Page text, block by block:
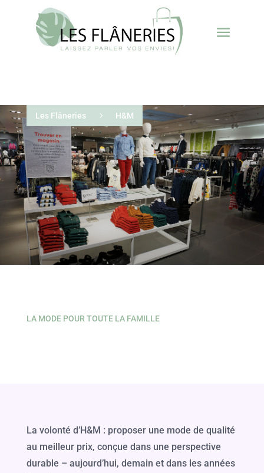
Les Flâneries 5 H&M
LA MODE POUR TOUTE LA FAMILLE
La volonté d’H&M : proposer une mode de qualité
au meilleur prix, conçue dans une perspective
durable – aujourd’hui, demain et dans les années